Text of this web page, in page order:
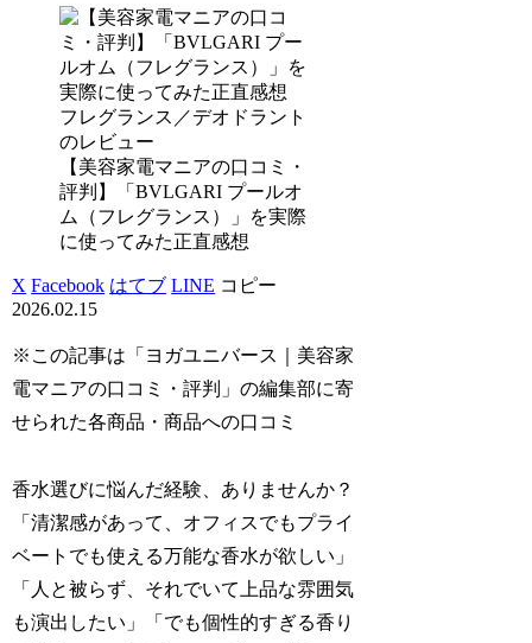
フレグランス／デオドラント
のレビュー
【美容家電マニアの口コミ・
評判】「BVLGARI プールオ
ム（フレグランス）」を実際
に使ってみた正直感想
X Facebook はてブ LINE コピー
2026.02.15
※この記事は「ヨガユニバース｜美容家
電マニアの口コミ・評判」の編集部に寄
せられた各商品・商品への口コミ
香水選びに悩んだ経験、ありませんか？
「清潔感があって、オフィスでもプライ
ベートでも使える万能な香水が欲しい」
「人と被らず、それでいて上品な雰囲気
も演出したい」「でも個性的すぎる香り